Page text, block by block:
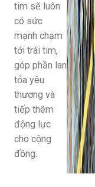
tim sẽ luôn
có sức
mạnh chạm
tới trái tim,
góp phần lan
tỏa yêu
thương và
tiếp thêm
động lực
cho cộng
đồng.